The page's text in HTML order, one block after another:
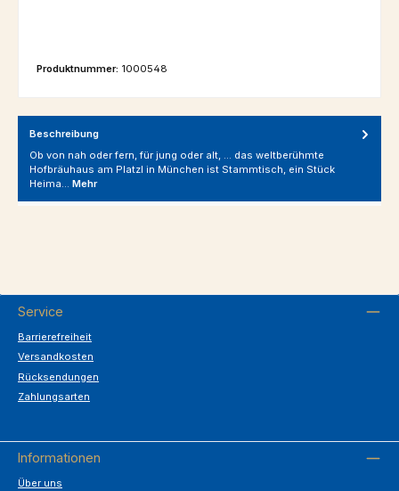
Produktnummer: 1000548
Beschreibung
Ob von nah oder fern, für jung oder alt, … das weltberühmte
Hofbräuhaus am Platzl in München ist Stammtisch, ein Stück
Heima… Mehr
Service
Barrierefreiheit
Versandkosten
Rücksendungen
Zahlungsarten
Informationen
Über uns